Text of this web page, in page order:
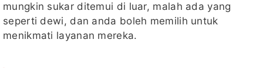
mungkin sukar ditemui di luar, malah ada yang
seperti dewi, dan anda boleh memilih untuk
menikmati layanan mereka.